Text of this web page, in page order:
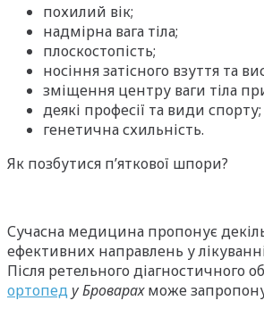
похилий вік;
надмірна вага тіла;
плоскостопість;
носіння затісного взуття та
зміщення центру ваги тіла при
деякі професії та види спорту;
генетична схильність.
Як позбутися п’яткової шпори?
Сучасна медицина пропонує
ефективних направлень у
Після ретельного діагностичного
ортопед у Броварахможе